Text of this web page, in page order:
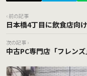
‹ 前の記事
日本橋4丁目に飲食店向
次の記事 ›
中古PC専門店「フレン